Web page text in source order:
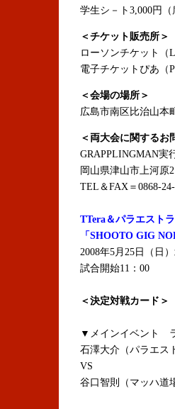
学生シ－ト3,000円
＜チケット販売所＞
ローソンチケット（
電子チケットぴあ
＜会場の場所＞
広島市南区比治山本
＜両大会に関するお
GRAPPLINGMAN実
岡山県津山市上河原
TEL＆FAX＝0868-
TTera＆パラエストラ
「SHOOTO GIG
2008年5月25日（日
試合開始11：00
＜決定対戦カード＞
▼メインイベント
石澤大介（パラエス
VS
谷口智則（マッハ道